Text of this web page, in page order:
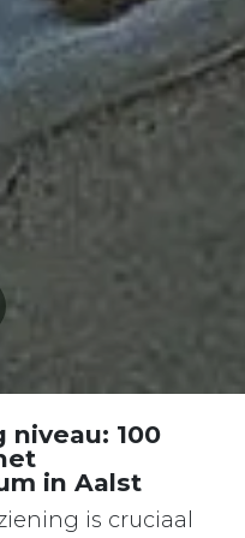
niveau: 100
in Aalst
is cruciaal